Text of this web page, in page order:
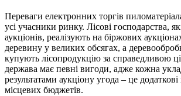
Переваги електронних торгів
усі учасники ринку. Лісові господарства,
аукціонів, реалізують на біржових
деревину у великих обсягах, а
купують лісопродукцію за справедливою
держава має певні вигоди, адже кожна
результатами аукціону угода – це
місцевих бюджетів.